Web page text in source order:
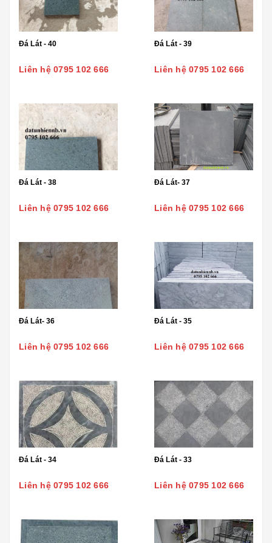
Đá Lát - 40
Liên hệ 0795 102 666
Đá Lát - 39
Liên hệ 0795 102 666
Đá Lát - 38
Liên hệ 0795 102 666
Đá Lát- 37
Liên hệ 0795 102 666
Đá Lát- 36
Liên hệ 0795 102 666
Đá Lát - 35
Liên hệ 0795 102 666
Đá Lát - 34
Liên hệ 0795 102 666
Đá Lát - 33
Liên hệ 0795 102 666